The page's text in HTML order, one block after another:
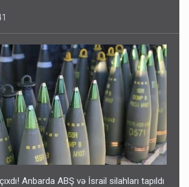
Anbarda ABŞ və İsrail silahları tapıldı